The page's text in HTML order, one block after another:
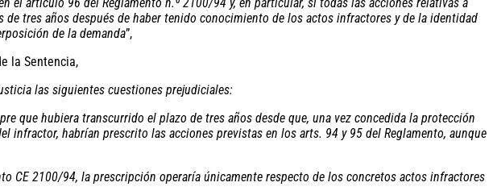
tres años después de haber tenido conocimiento de los actos infractores y de la identidad
de la demanda”,
la Sentencia,
las siguientes cuestiones prejudiciales:
que hubiera transcurrido el plazo de tres años desde que, una vez concedida la protección
habrían prescrito las acciones previstas en los arts. 94 y 95 del Reglamento, aunque
CE 2100/94, la prescripción operaría únicamente respecto de los concretos actos infractores